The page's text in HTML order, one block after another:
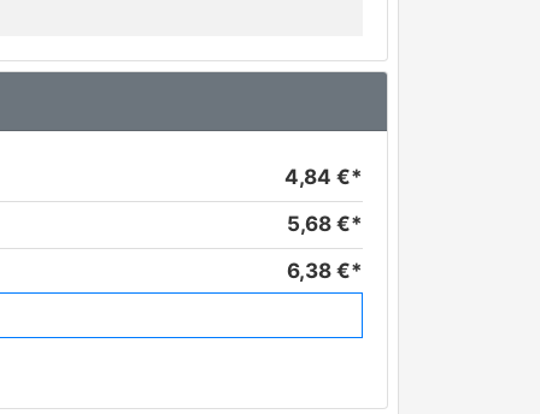
4,84 €*
5,68 €*
6,38 €*